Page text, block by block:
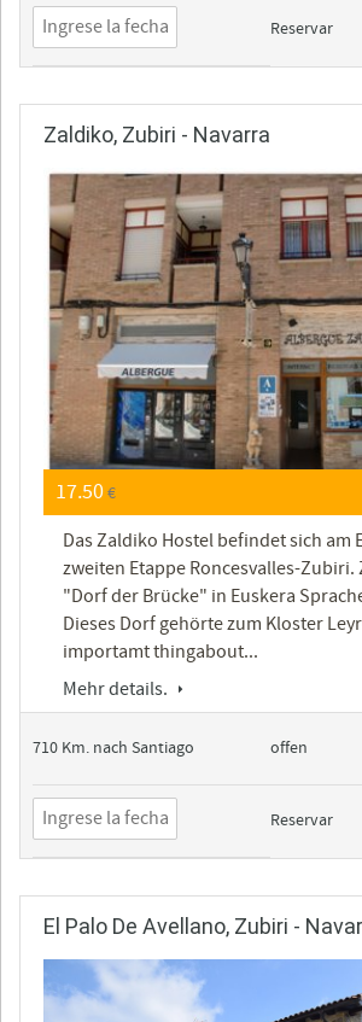
Reservar
Zaldiko, Zubiri - Navarra
17.50€
Das Zaldiko Hostel befindet sich am
zweiten Etappe Roncesvalles-
"Dorf der Brücke" in Euskera
Dieses Dorf gehörte zum Kloster
importamt thingabout...
Mehr details.
710 Km. nach Santiago offen
Reservar
El Palo De Avellano, Zubiri -